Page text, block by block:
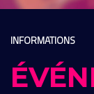
INFORMATIONS